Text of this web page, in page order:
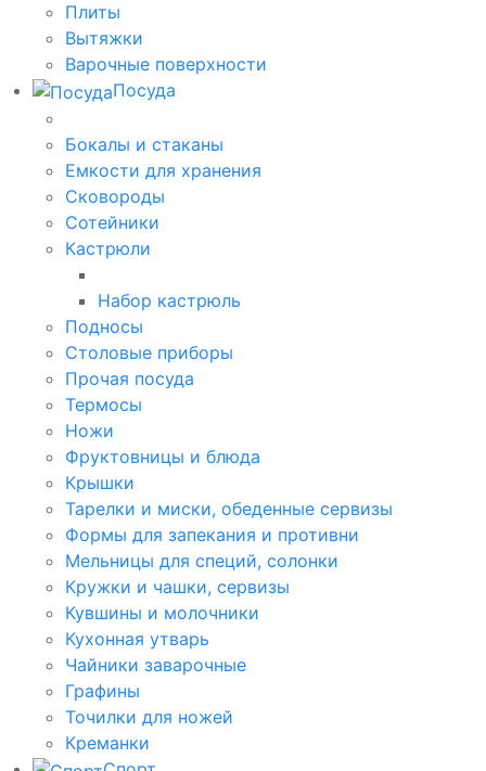
Плиты
Вытяжки
Варочные поверхности
Посуда
Бокалы и стаканы
Емкости для хранения
Сковороды
Сотейники
Кастрюли
Набор кастрюль
Подносы
Столовые приборы
Прочая посуда
Термосы
Ножи
Фруктовницы и блюда
Крышки
Тарелки и миски, обеденные сервизы
Формы для запекания и противни
Мельницы для специй, солонки
Кружки и чашки, сервизы
Кувшины и молочники
Кухонная утварь
Чайники заварочные
Графины
Точилки для ножей
Креманки